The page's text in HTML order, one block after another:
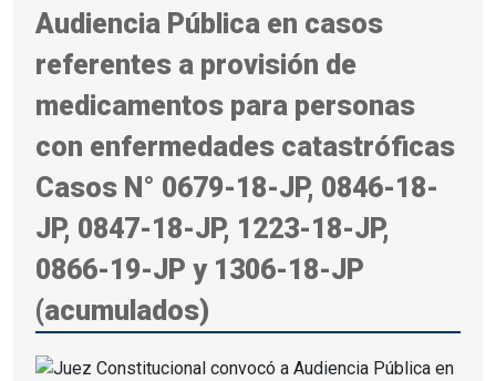
Audiencia Pública en casos
referentes a provisión de
medicamentos para personas
con enfermedades catastróficas
Casos N° 0679-18-JP, 0846-18-
JP, 0847-18-JP, 1223-18-JP,
0866-19-JP y 1306-18-JP
(acumulados)